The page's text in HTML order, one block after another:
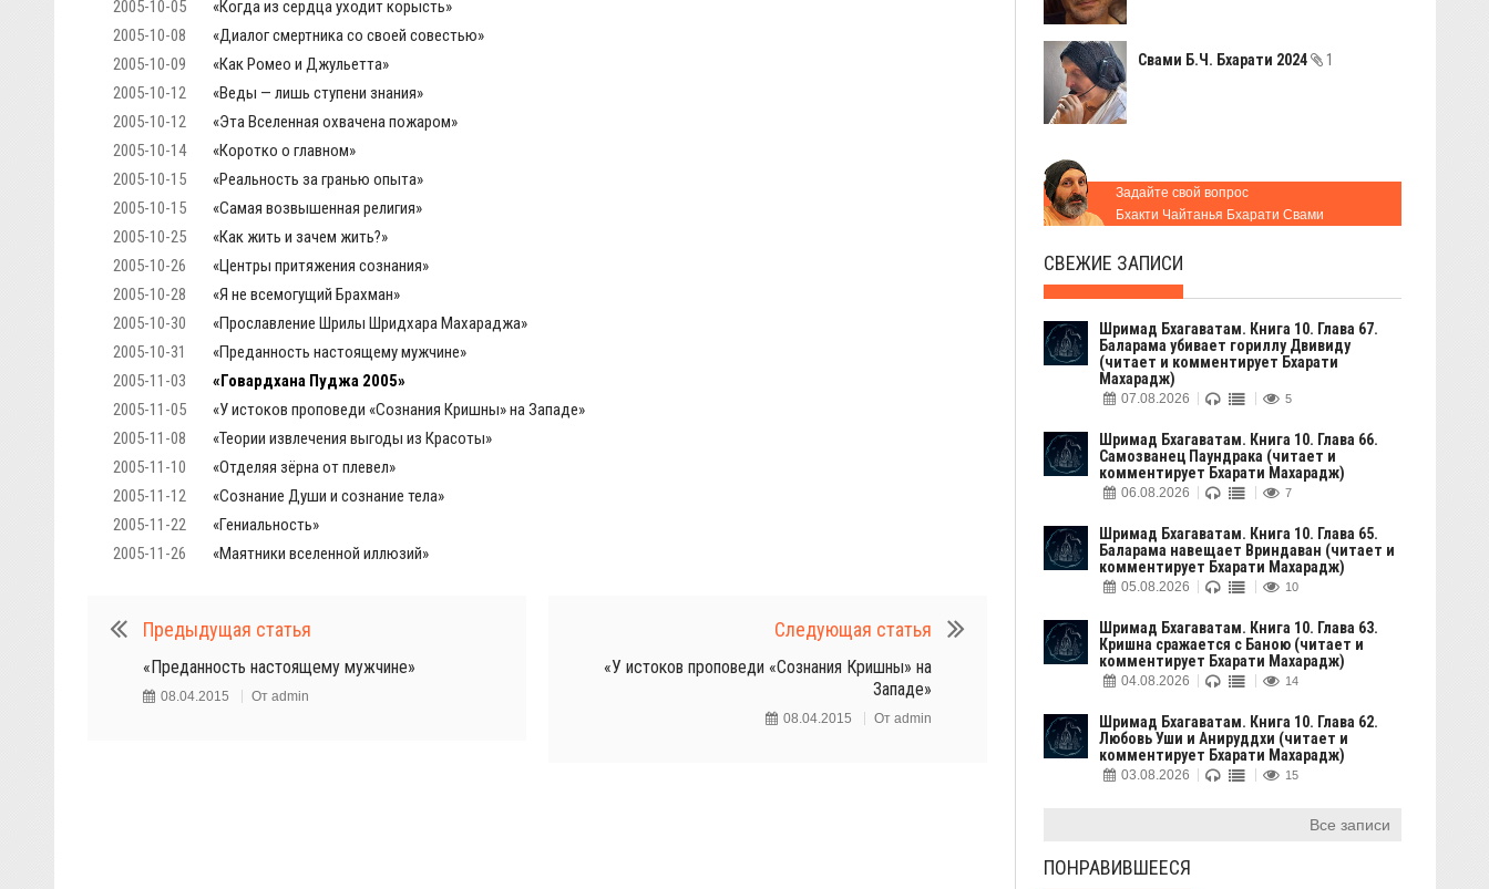
2005-10-05
«Когда из сердца уходит корысть»
2005-10-08
«Диалог смертника со своей совестью»
2005-10-09
«Как Ромео и Джульетта»
2005-10-12
«Веды — лишь ступени знания»
2005-10-12
«Эта Вселенная охвачена пожаром»
2005-10-14
«Коротко о главном»
2005-10-15
«Реальность за гранью опыта»
2005-10-15
«Самая возвышенная религия»
2005-10-25
«Как жить и зачем жить?»
2005-10-26
«Центры притяжения сознания»
2005-10-28
«Я не всемогущий Брахман»
2005-10-30
«Прославление Шрилы Шридхара Махараджа»
2005-10-31
«Преданность настоящему мужчине»
2005-11-03
«Говардхана Пуджа 2005»
2005-11-05
«У истоков проповеди «Сознания Кришны» на Западе»
2005-11-08
«Теории извлечения выгоды из Красоты»
2005-11-10
«Отделяя зёрна от плевел»
2005-11-12
«Сознание Души и сознание тела»
2005-11-22
«Гениальность»
2005-11-26
«Маятники вселенной иллюзий»
Предыдущая статья
«Преданность настоящему мужчине»
08.04.2015 От admin
Следующая статья
«У истоков проповеди «Сознания Кришны» на
Западе»
08.04.2015 От admin
Свами Б.Ч. Бхарати 2024 1
Задайте свой вопрос
Бхакти Чайтанья Бхарати Свами
СВЕЖИЕ ЗАПИСИ
Шримад Бхагаватам. Книга 10. Глава 67.
Баларама убивает гориллу Двивиду
(читает и комментирует Бхарати
Махарадж)
07.08.2026 5
Шримад Бхагаватам. Книга 10. Глава 66.
Самозванец Паундрака (читает и
комментирует Бхарати Махарадж)
06.08.2026 7
Шримад Бхагаватам. Книга 10. Глава 65.
Баларама навещает Вриндаван (читает и
комментирует Бхарати Махарадж)
05.08.2026 10
Шримад Бхагаватам. Книга 10. Глава 63.
Кришна сражается с Баною (читает и
комментирует Бхарати Махарадж)
04.08.2026 14
Шримад Бхагаватам. Книга 10. Глава 62.
Любовь Уши и Анируддхи (читает и
комментирует Бхарати Махарадж)
03.08.2026 15
Все записи
ПОНРАВИВШЕЕСЯ